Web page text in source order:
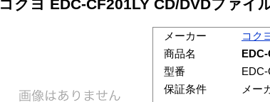
コクヨ EDC-CF201LY CD/DVDファイ
メーカー
コク
商品名
型番
保証条件
メー